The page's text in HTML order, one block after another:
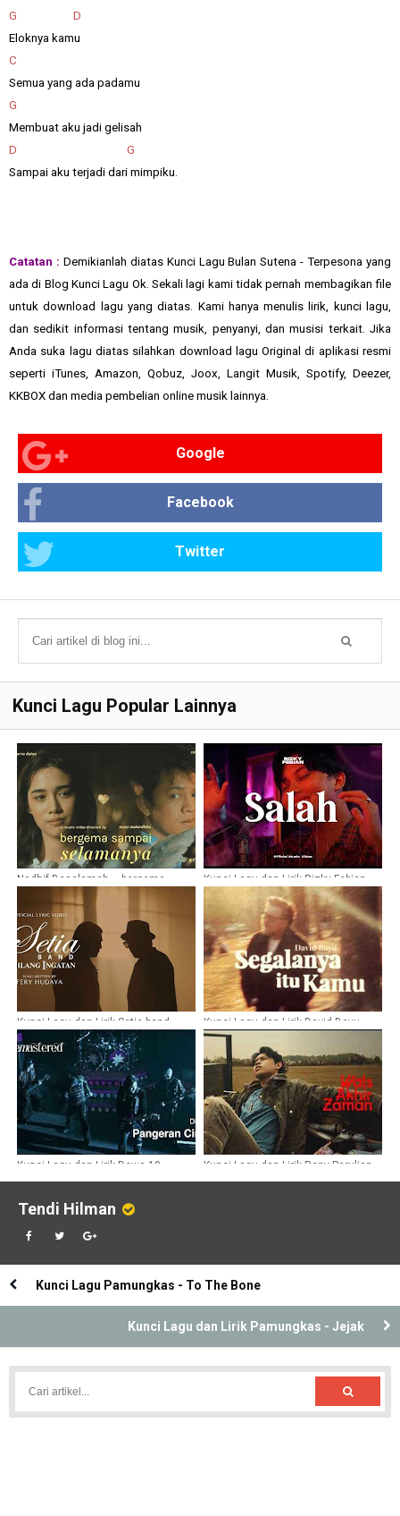
G D
Eloknya kamu
C
Semua yang ada padamu
G
Membuat aku jadi gelisah
D G
Sampai aku terjadi dari mimpiku.
Catatan : Demikianlah diatas Kunci Lagu Bulan Sutena - Terpesona yang
ada di Blog Kunci Lagu Ok. Sekali lagi kami tidak pernah membagikan file
untuk download lagu yang diatas. Kami hanya menulis lirik, kunci lagu,
dan sedikit informasi tentang musik, penyanyi, dan musisi terkait. Jika
Anda suka lagu diatas silahkan download lagu Original di aplikasi resmi
seperti iTunes, Amazon, Qobuz, Joox, Langit Musik, Spotify, Deezer,
KKBOX dan media pembelian online musik lainnya.
Google
Facebook
Twitter
Kunci Lagu Popular Lainnya
Nadhif Basalamah – bergema
sampai selamanya
Kunci Lagu dan Lirik Rizky Febian -
Kunci Lagu dan Lirik Setia band -
Hilang Ingatan
Kunci Lagu dan Lirik David Bayu -
Segalanya Itu Kamu
Kunci Lagu dan Lirik Dewa 19 -
Kunci Lagu dan Lirik Rony Parulian -
Tendi Hilman
Kunci Lagu Pamungkas - To The Bone
Kunci Lagu dan Lirik Pamungkas - Jejak